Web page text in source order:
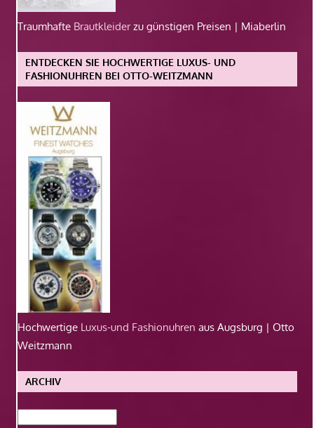
Traumhafte Brautkleiderzu günstigen Preisen | Miaberlin
ENTDECKEN SIE HOCHWERTIGE LUXUS- UND
FASHIONUHREN BEI OTTO-WEITZMANN
Hochwertige Luxus-und Fashionuhren aus Augsburg | Otto
Weitzmann
ARCHIV